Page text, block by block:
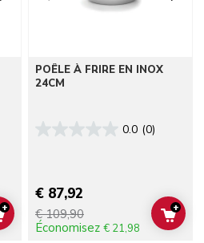
ADD TO CART
+
POÊLE À FRIRE EN INOX
24CM
0.0 (0)
€ 87,92
€ 109,90
Économisez € 21,98
ADD
+